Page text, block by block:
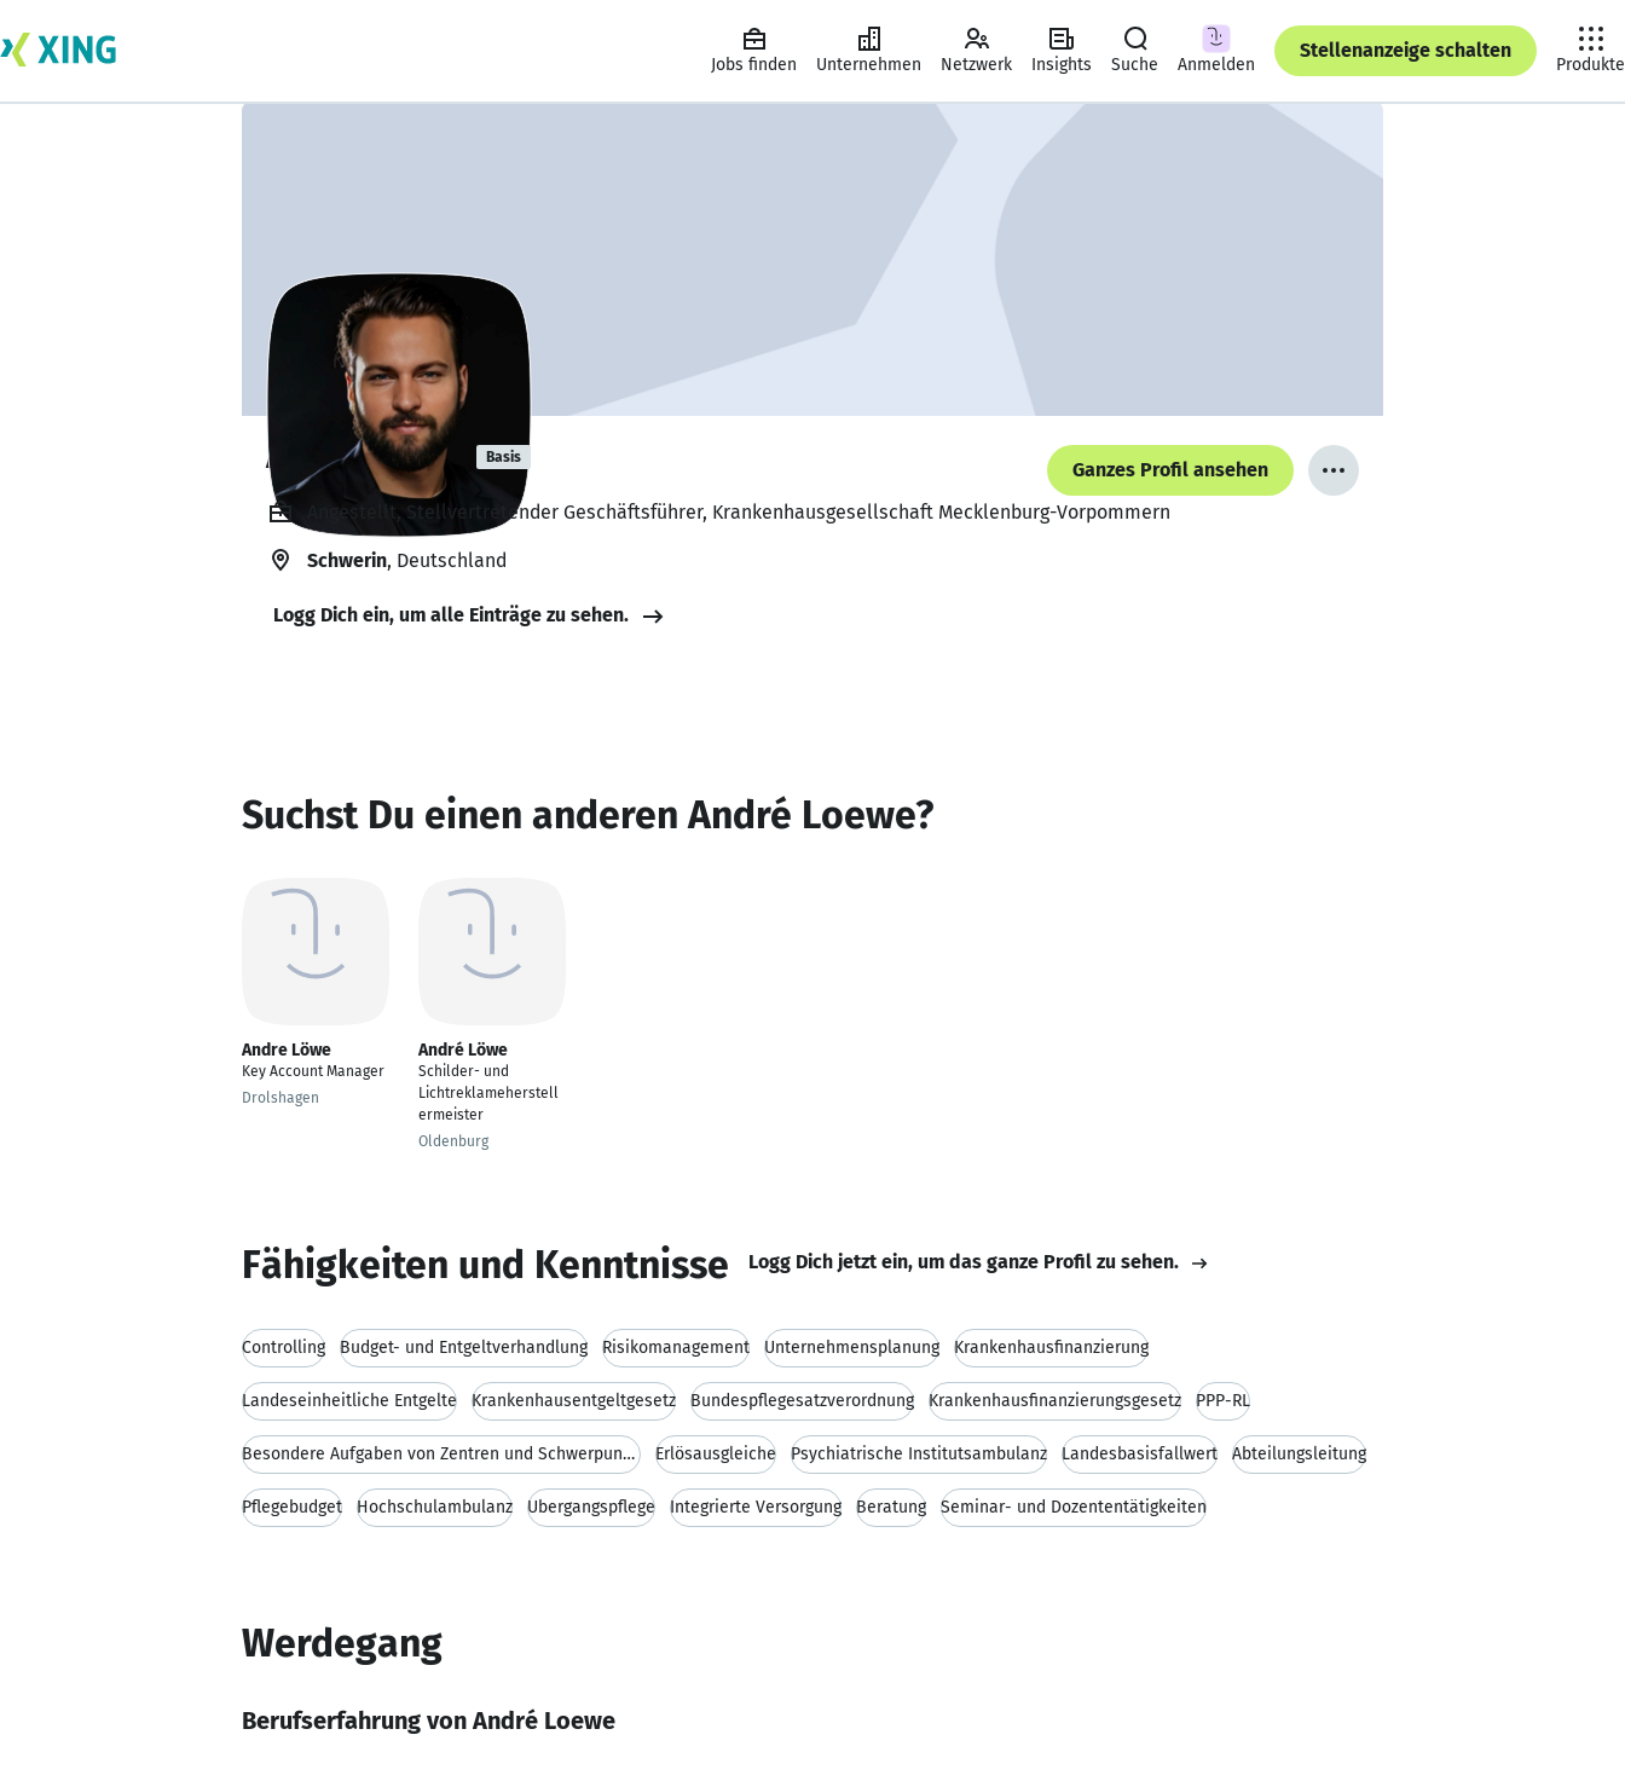
Jobs finden Unternehmen Netzwerk Insights Suche Anmelden
Stellenanzeige schalten
Produkte
André Loewe Basis
Ganzes Profil ansehen
Angestellt, Stellvertretender Geschäftsführer, Krankenhausgesellschaft Mecklenburg-Vorpommern
Schwerin, Deutschland
Logg Dich ein, um alle Einträge zu sehen.
Suchst Du einen anderen André Loewe?
Andre Löwe
Key Account Manager
Drolshagen
André Löwe
Schilder- und
Lichtreklameherstell
ermeister
Oldenburg
Fähigkeiten und Kenntnisse Logg Dich jetzt ein, um das ganze Profil zu sehen.
Controlling Budget- und Entgeltverhandlung Risikomanagement Unternehmensplanung Krankenhausfinanzierung
Landeseinheitliche Entgelte Krankenhausentgeltgesetz Bundespflegesatzverordnung Krankenhausfinanzierungsgesetz PPP-RL
Besondere Aufgaben von Zentren und Schwerpunkten Erlösausgleiche Psychiatrische Institutsambulanz Landesbasisfallwert Abteilungsleitung
Pflegebudget Hochschulambulanz Übergangspflege Integrierte Versorgung Beratung Seminar- und Dozententätigkeiten
Werdegang
Berufserfahrung von André Loewe